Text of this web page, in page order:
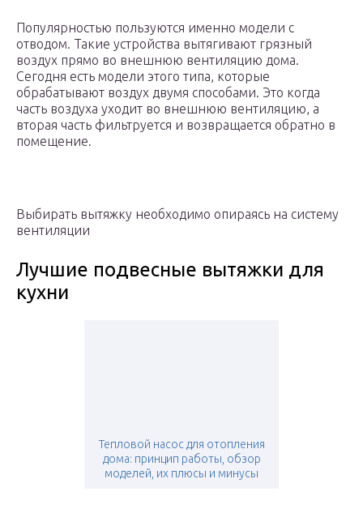
Популярностью пользуются именно модели с
отводом. Такие устройства вытягивают грязный
воздух прямо во внешнюю вентиляцию дома.
Сегодня есть модели этого типа, которые
обрабатывают воздух двумя способами. Это когда
часть воздуха уходит во внешнюю вентиляцию, а
вторая часть фильтруется и возвращается обратно в
помещение.
Выбирать вытяжку необходимо опираясь на систему
вентиляции
Лучшие подвесные вытяжки для
кухни
Тепловой насос для отопления
дома: принцип работы, обзор
моделей, их плюсы и минусы